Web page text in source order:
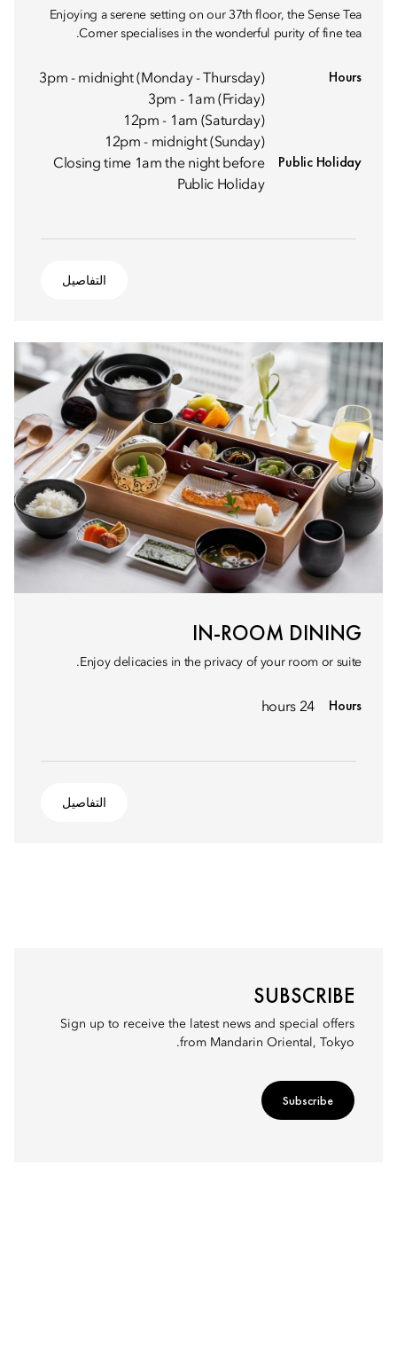
Enjoying a serene setting on our 37th floor, the Sense Tea
Corner specialises in the wonderful purity of fine tea.
Hours
3pm - midnight (Monday - Thursday)
3pm - 1am (Friday)
12pm - 1am (Saturday)
12pm - midnight (Sunday)
Public Holiday
Closing time 1am the night before
Public Holiday
التفاصيل
IN-ROOM DINING
Enjoy delicacies in the privacy of your room or suite.
Hours
24 hours
التفاصيل
SUBSCRIBE
Sign up to receive the latest news and special offers
from Mandarin Oriental, Tokyo.
Subscribe